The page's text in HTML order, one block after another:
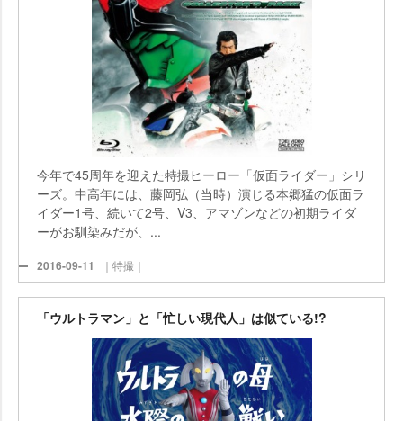
今年で45周年を迎えた特撮ヒーロー「仮面ライダー」シリ
ーズ。中高年には、藤岡弘（当時）演じる本郷猛の仮面ラ
イダー1号、続いて2号、V3、アマゾンなどの初期ライダ
ーがお馴染みだが、...
2016-09-11 ｜特撮｜
「ウルトラマン」と「忙しい現代人」は似ている!?